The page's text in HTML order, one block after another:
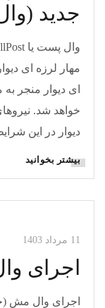
جدید
مهار لرزه ای
ای دیوار منجر
خواهد شد.
دیوار در این
بیشتر بخوانید
مقالات وال مش
11 مرداد 1403
اجرای
اجرای وال مش